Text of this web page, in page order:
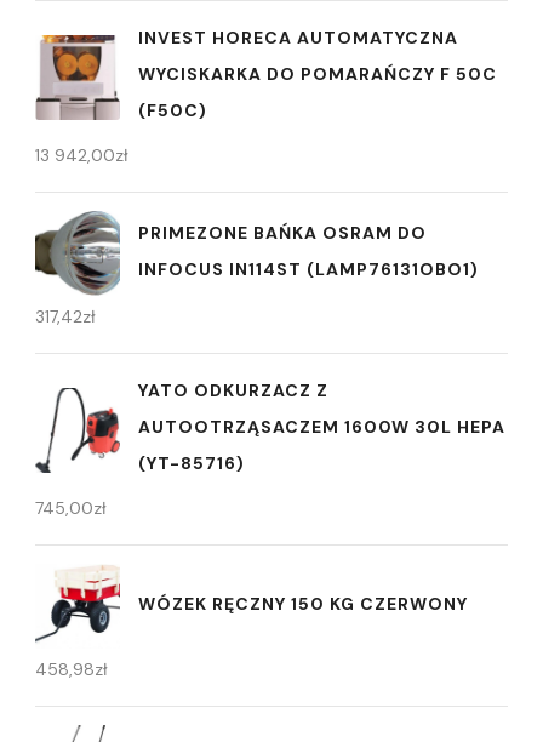
INVEST HORECA AUTOMATYCZNA
WYCISKARKA DO POMARAŃCZY F 50C
(F50C)
13 942,00zł
PRIMEZONE BAŃKA OSRAM DO
INFOCUS IN114ST (LAMP76131OBO1)
317,42zł
YATO ODKURZACZ Z
AUTOOTRZĄSACZEM 1600W 30L HEPA
(YT-85716)
745,00zł
WÓZEK RĘCZNY 150 KG CZERWONY
458,98zł